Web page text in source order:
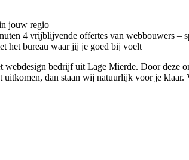
jouw regio
4 vrijblijvende offertes van webbouwers –
het bureau waar jij je goed bij voelt
bedrijf uit Lage Mierde. Door deze
uitkomen, dan staan wij natuurlijk voor je